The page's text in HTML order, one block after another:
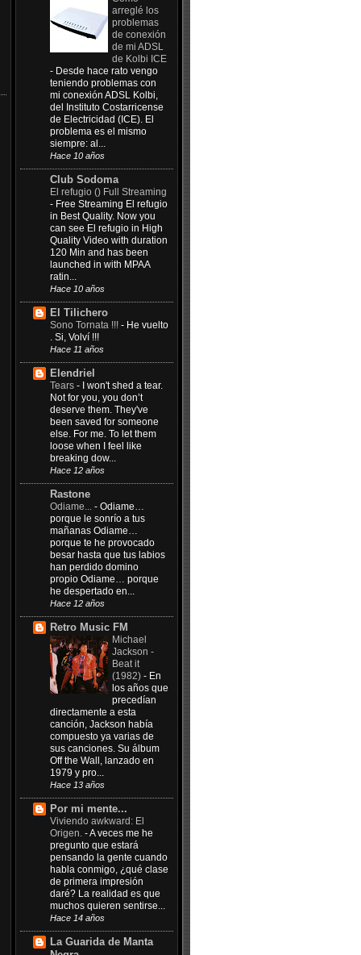
arreglé los
problemas
de conexión
de mi ADSL
de Kolbi ICE
- Desde hace rato vengo
teniendo problemas con
mi conexión ADSL Kolbi,
del Instituto Costarricense
de Electricidad (ICE). El
problema es el mismo
siempre: al...
Hace 10 años
Club Sodoma
El refugio () Full Streaming
- Free Streaming El refugio
in Best Quality. Now you
can see El refugio in High
Quality Video with duration
120 Min and has been
launched in with MPAA
ratin...
Hace 10 años
El Tilichero
Sono Tornata !!! - He vuelto
. Si, Volví !!!
Hace 11 años
Elendriel
Tears - I won't shed a tear.
Not for you, you don’t
deserve them. They've
been saved for someone
else. For me. To let them
loose when I feel like
breaking dow...
Hace 12 años
Rastone
Odiame... - Odiame…
porque le sonrío a tus
mañanas Odiame…
porque te he provocado
besar hasta que tus labios
han perdido domino
propio Odiame… porque
he despertado en...
Hace 12 años
Retro Music FM
Michael
Jackson -
Beat it
(1982) - En
los años que
precedían
directamente a esta
canción, Jackson había
compuesto ya varias de
sus canciones. Su álbum
Off the Wall, lanzado en
1979 y pro...
Hace 13 años
Por mi mente...
Viviendo awkward: El
Origen. -A veces me he
pregunto que estará
pensando la gente cuando
habla conmigo, ¿qué clase
de primera impresión
daré? La realidad es que
muchos quieren sentirse...
Hace 14 años
La Guarida de Manta